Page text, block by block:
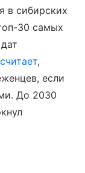
в сибирских
30 самых
считает,
если
До 2030